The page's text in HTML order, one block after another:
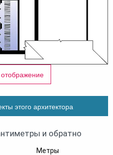
этого архитектора
и обратно
Метры